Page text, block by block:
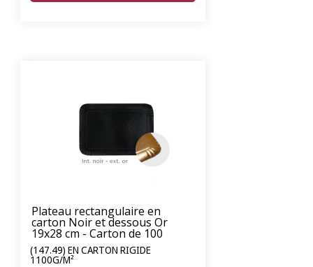
Plateau rectangulaire en
carton Noir et dessous Or
19x28 cm - Carton de 100
unités
(147.49) EN CARTON RIGIDE
1100G/M²